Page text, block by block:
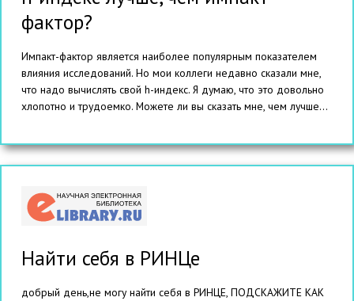
фактор?
Импакт-фактор является наиболее популярным показателем
влияния исследований. Но мои коллеги недавно сказали мне,
что надо вычислять свой h-индекс. Я думаю, что это довольно
хлопотно и трудоемко. Можете ли вы сказать мне, чем лучше...
Найти себя в РИНЦе
добрый день,не могу найти себя в РИНЦЕ, ПОДСКАЖИТЕ КАК